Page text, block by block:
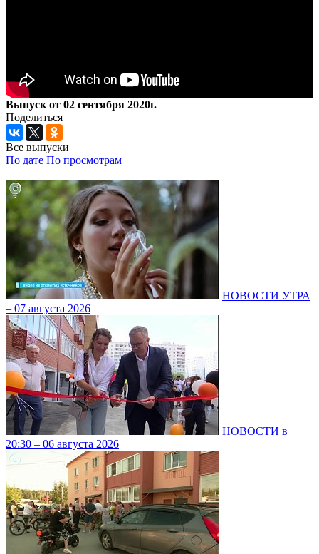
Выпуск от 02 сентября 2020г.
Поделиться
Все выпуски
По дате По просмотрам
НОВОСТИ УТРА
– 07 августа 2026
НОВОСТИ в
20:30 – 06 августа 2026